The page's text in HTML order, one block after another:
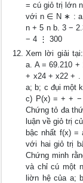
= cú giỏ trị lớn
với n ∈ N ∗ :
n + 5 n b. 3 −
− 4 ⋮ 300
Xem lời giải
a. A = 69.210
+ x24 + x22 +
a; b; c đụi một
c) P(x) = + +
Chứng tỏ đa
luận về giỏ trị
bậc nhất f(x)
với hai giỏ trị
Chứng minh
và chỉ cú một
liờn hệ của a;